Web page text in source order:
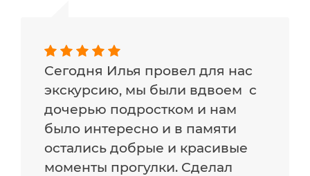
Сегодня Илья провел для нас
экскурсию, мы были вдвоем с
дочерью подростком и нам
было интересно и в памяти
остались добрые и красивые
моменты прогулки. Сделал